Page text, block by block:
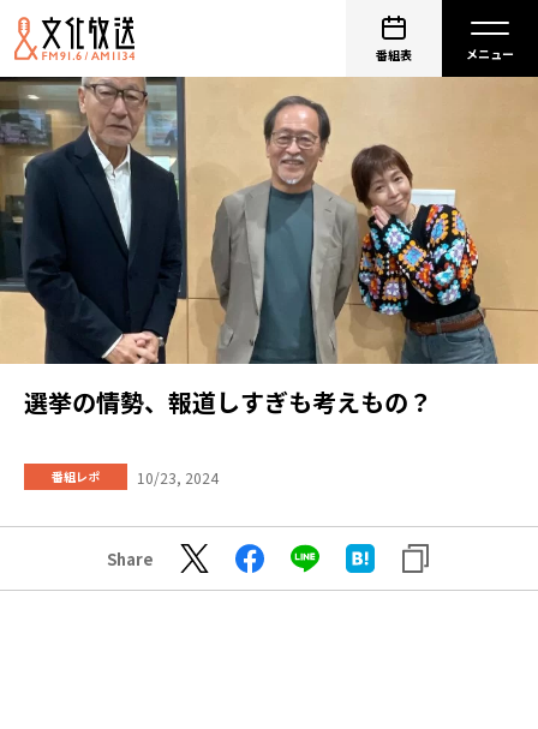
番組表
選挙の情勢、報道しすぎも考えもの？
番組レポ 10/23, 2024
Share